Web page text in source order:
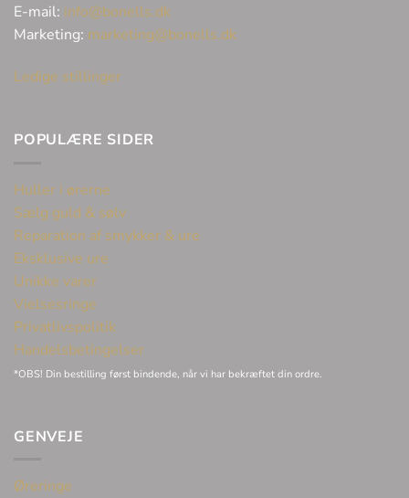
E-mail: info@bonells.dk
Marketing: marketing@bonells.dk
Ledige stillinger
POPULÆRE SIDER
Huller i ørerne
Sælg guld & sølv
Reparation af smykker & ure
Eksklusive ure
Unikke varer
Vielsesringe
Privatlivspolitik
Handelsbetingelser
*OBS! Din bestilling først bindende, når vi har bekræftet din ordre.
GENVEJE
Øreringe